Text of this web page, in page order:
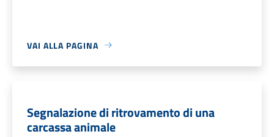
VAI ALLA PAGINA
Segnalazione di ritrovamento di una
carcassa animale